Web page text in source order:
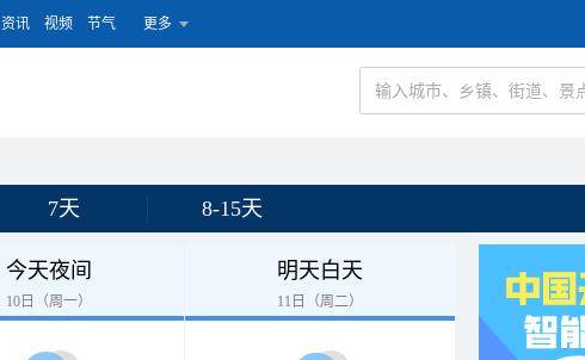
资讯 视频 节气 更多
7天 8-15天
今天夜间
10日（周一）
明天白天
11日（周二）